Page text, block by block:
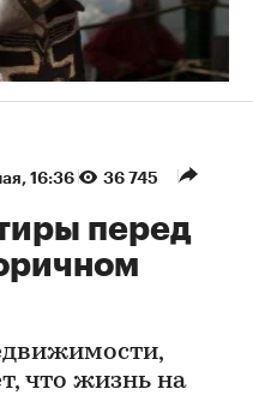
16:36 36 745
перед
что жизнь на